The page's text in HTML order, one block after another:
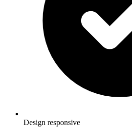
Design responsive